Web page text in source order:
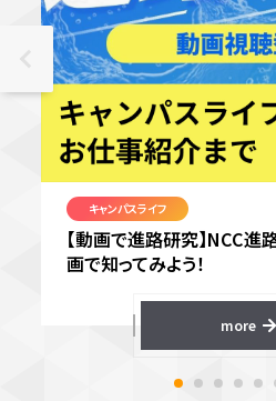
キャンパスライフ
【動画で進路研究】NCC進
画で知ってみよう！
more